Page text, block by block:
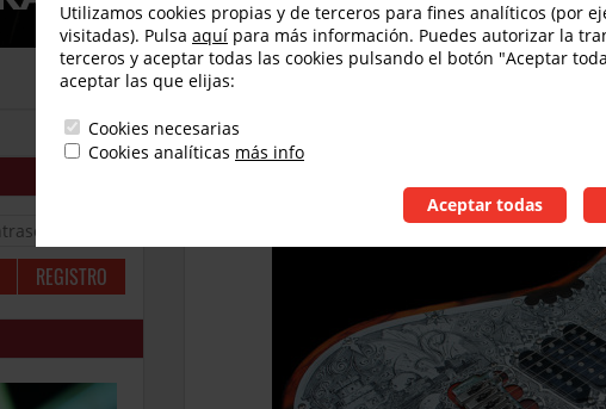
Teye Guitars introduce la Gypsy Queen
REGISTRO
Utilizamos cookies propias y de terceros para fines analíticos (por
visitadas). Pulsa aquí para más información. Puedes autorizar la
terceros y aceptar todas las cookies pulsando el botón "Aceptar
aceptar las que elijas:
Cookies necesarias
Cookies analíticas más info
Aceptar todas